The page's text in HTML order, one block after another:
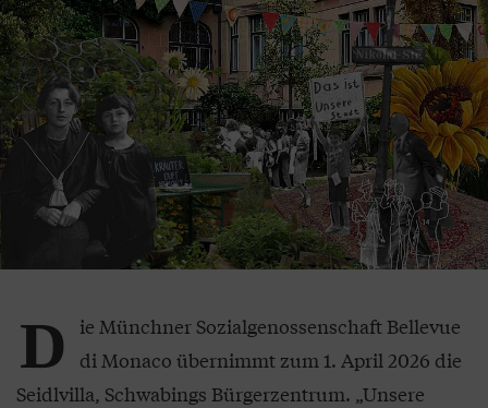
D ie Münchner Sozialgenossenschaft Bellevue
di Monaco übernimmt zum 1. April 2026 die
Seidlvilla, Schwabings Bürgerzentrum. „Unsere